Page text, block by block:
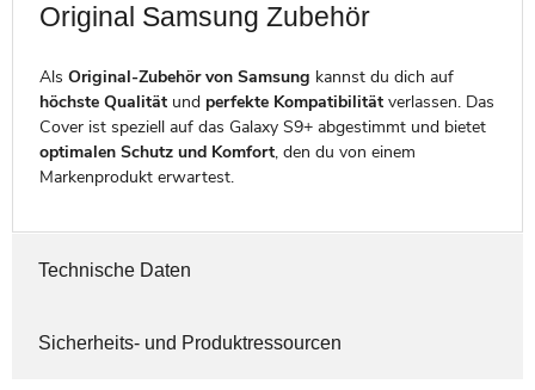
Original Samsung Zubehör
Als Original-Zubehör von Samsung kannst du dich auf
höchste Qualitätund perfekte Kompatibilitätverlassen. Das
Cover ist speziell auf das Galaxy S9+ abgestimmt und bietet
optimalen Schutz und Komfort, den du von einem
Markenprodukt erwartest.
Technische Daten
Sicherheits- und Produktressourcen